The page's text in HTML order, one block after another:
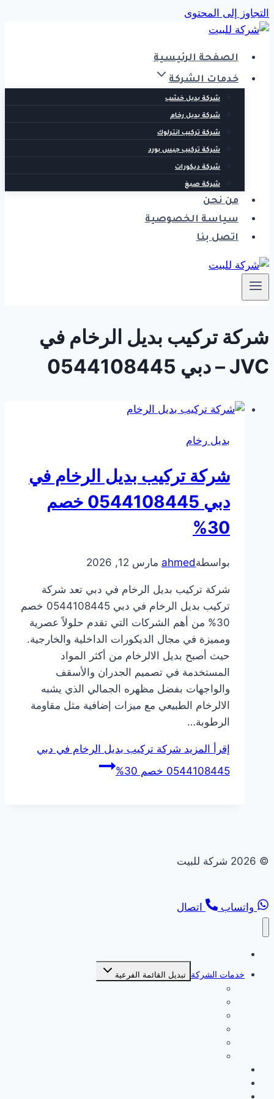
التجاوز إلى المحتوى
الصفحة الرئيسية
خدمات الشركة
شركة بديل خشب
شركة بديل رخام
شركة تركيب انترلوك
شركة تركيب جبس بورد
شركة ديكورات
شركة صبغ
من نحن
سياسة الخصوصية
اتصل بنا
شركة تركيب بديل الرخام في
JVC – دبي 0544108445
بديل رخام
شركة تركيب بديل الرخام في
دبي 0544108445 خصم
30%
بواسطةahmed مارس 12, 2026
شركة تركيب بديل الرخام في دبي تعد شركة
تركيب بديل الرخام في دبي 0544108445 خصم
30% من أهم الشركات التي تقدم حلولاً عصرية
ومميزة في مجال الديكورات الداخلية والخارجية.
حيث أصبح بديل الالرخام من أكثر المواد
المستخدمة في تصميم الجدران والأسقف
والواجهات بفضل مظهره الجمالي الذي يشبه
الالرخام الطبيعي مع ميزات إضافية مثل مقاومة
الرطوبة…
إقرأ المزيد شركة تركيب بديل الرخام في دبي
0544108445 خصم 30%
© 2026 شركة للبيت
واتساب اتصال
خدمات الشركة تبديل القائمة الفرعية